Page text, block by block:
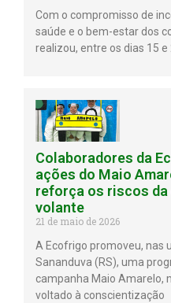
Com o compromisso de
saúde e o bem-estar dos
realizou, entre os dias 15 e
Colaboradores da
ações do Maio
reforça os riscos da
volante
21 de maio de 2026
A Ecofrigo promoveu, nas
Sananduva (RS), uma
campanha Maio Amarelo,
voltado à conscientização